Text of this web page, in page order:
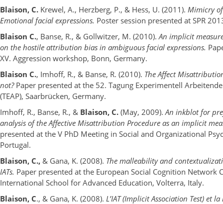
Blaison, C. Krewel, A., Herzberg, P., & Hess, U. (2011). Mimicry
Emotional facial expressions. Poster session presented at SPR
Blaison C., Banse, R., & Gollwitzer, M. (2010).An implicit
on the hostile attribution bias in ambiguous facial expressions.
XV. Aggression workshop, Bonn, Germany.
Blaison C., Imhoff, R., & Banse, R. (2010). The Affect
not?Paper presented at the 52. Tagung Experimentell
(TEAP), Saarbrücken, Germany.
Imhoff, R., Banse, R., & Blaison, C. (May, 2009).An inkblot for
analysis of the Affective Misattribution Procedure as an implicit
presented at the V PhD Meeting in Social and Organizational
Portugal.
Blaison, C., & Gana, K. (2008). The malleability and
IATs. Paper presented at the European Social Cognition Network
International School for Advanced Education, Volterra, Italy.
Blaison, C., & Gana, K. (2008). L’IAT (Implicit Association Test) et